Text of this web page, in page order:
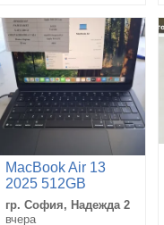
MacBook Air 13
2025 512GB
100%BH
гр. София, Надежда 2
вчера